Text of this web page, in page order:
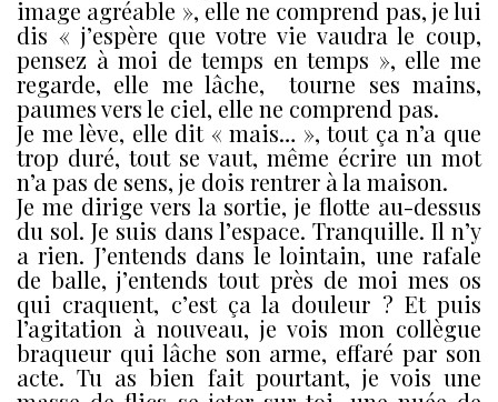
image agréable », elle ne comprend pas, je lui
dis « j’espère que votre vie vaudra le coup,
pensez à moi de temps en temps », elle me
regarde, elle me lâche, tourne ses mains,
paumes vers le ciel, elle ne comprend pas.
Je me lève, elle dit « mais… », tout ça n’a que
trop duré, tout se vaut, même écrire un mot
n’a pas de sens, je dois rentrer à la maison.
Je me dirige vers la sortie, je flotte au-dessus
du sol. Je suis dans l’espace. Tranquille. Il n’y
a rien. J’entends dans le lointain, une rafale
de balle, j’entends tout près de moi mes os
qui craquent, c’est ça la douleur ? Et puis
l’agitation à nouveau, je vois mon collègue
braqueur qui lâche son arme, effaré par son
acte. Tu as bien fait pourtant, je vois une